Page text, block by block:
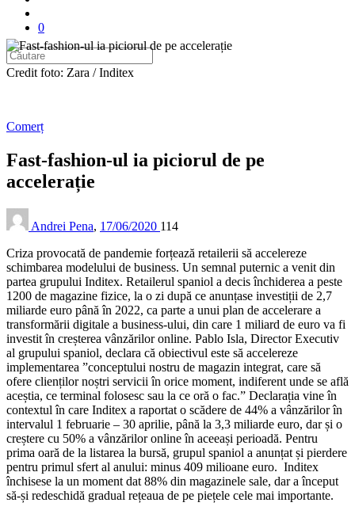
0
Credit foto: Zara / Inditex
Comerț
Fast-fashion-ul ia piciorul de pe
accelerație
Andrei Pena, 17/06/2020 114
Criza provocată de pandemie forțează retailerii să accelereze
schimbarea modelului de business. Un semnal puternic a venit din
partea grupului Inditex. Retailerul spaniol a decis închiderea a peste
1200 de magazine fizice, la o zi după ce anunțase investiții de 2,7
miliarde euro până în 2022, ca parte a unui plan de accelerare a
transformării digitale a business-ului, din care 1 miliard de euro va fi
investit în creșterea vânzărilor online. Pablo Isla, Director Executiv
al grupului spaniol, declara că obiectivul este să accelereze
implementarea ”conceptului nostru de magazin integrat, care să
ofere clienților noștri servicii în orice moment, indiferent unde se află
aceștia, ce terminal folosesc sau la ce oră o fac.” Declarația vine în
contextul în care Inditex a raportat o scădere de 44% a vânzărilor în
intervalul 1 februarie – 30 aprilie, până la 3,3 miliarde euro, dar și o
creștere cu 50% a vânzărilor online în aceeași perioadă. Pentru
prima oară de la listarea la bursă, grupul spaniol a anunțat și pierdere
pentru primul sfert al anului: minus 409 milioane euro. Inditex
închisese la un moment dat 88% din magazinele sale, dar a început
să-și redeschidă gradual rețeaua de pe piețele cele mai importante.